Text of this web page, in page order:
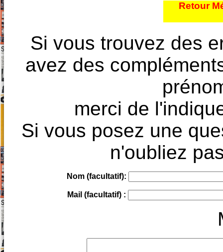
Retour
Si vous trouvez des
avez des
merci de
Si vous posez une
n'oubliez
Nom (facultatif):
Mail (facultatif) :